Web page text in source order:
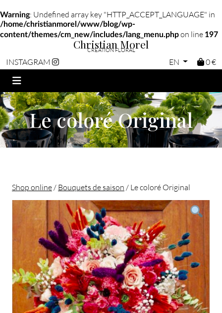
Warning: Undefined array key "HTTP_ACCEPT_LANGUAGE" in
/home/christianmorel/www/blog/wp-
content/themes/cm_new/includes/lang_menu.phpon line 197
INSTAGRAM
Christian Morel
CRÉATION FLORAL
EN 0 €
Le coloré Original
Shop online / Bouquets de saison / Le coloré Original